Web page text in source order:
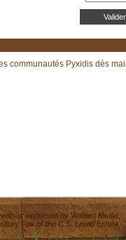
communautés Pyxidis dès
with or endorsed byWalden Media
Fox or the C.S. Lewis Estate.